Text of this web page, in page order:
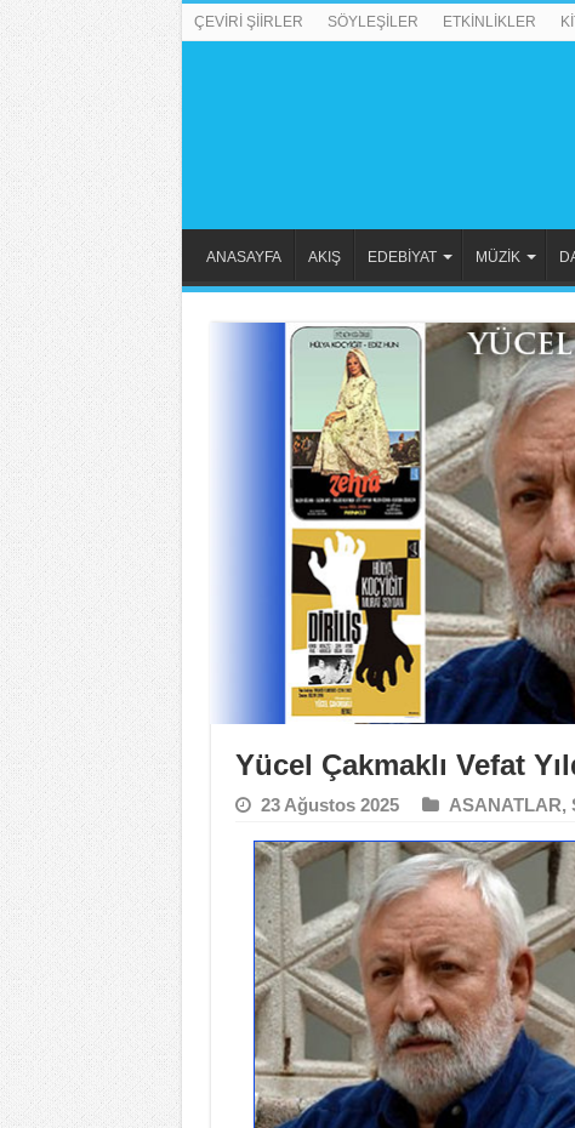
ÇEVİRİ ŞİİRLER SÖYLEŞİLER ETKİNLİKLER
ANASAYFA AKIŞ EDEBİYAT MÜZİK
Yücel Çakmaklı Vefat
23 Ağustos 2025 ASANATLAR,